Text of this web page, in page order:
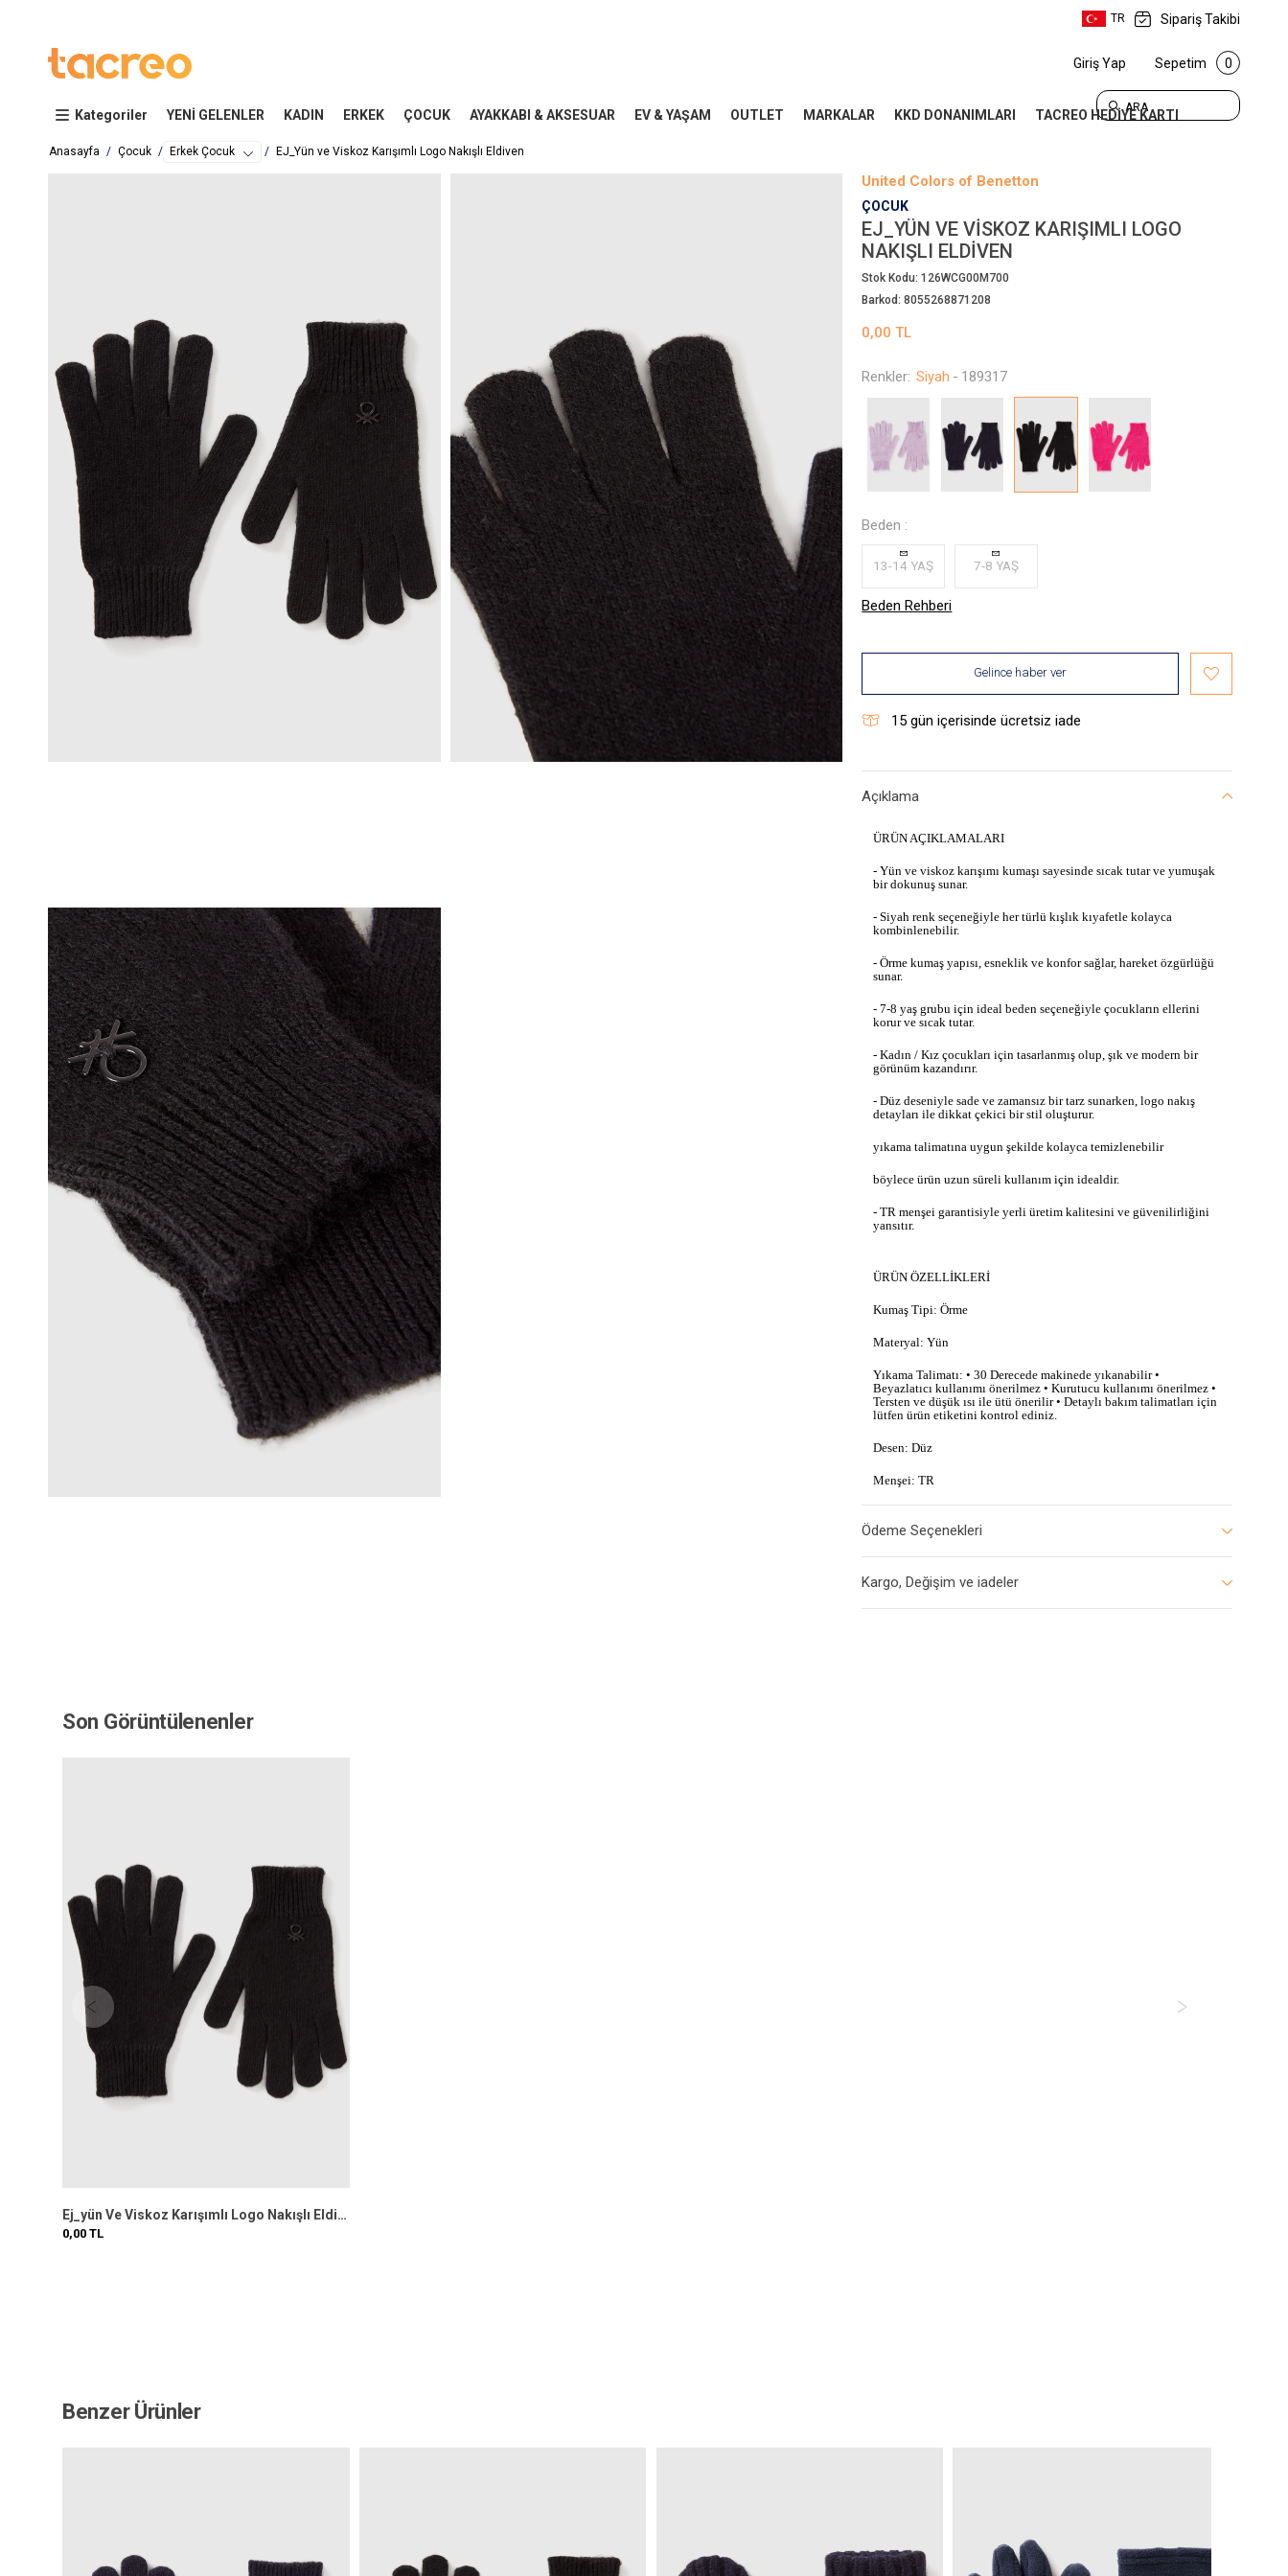
TR Sipariş Takibi
ARA
Giriş Yap Sepetim 0
Kategoriler YENİ GELENLER KADIN ERKEK ÇOCUK AYAKKABI & AKSESUAR EV & YAŞAM OUTLET MARKALAR KKD DONANIMLARI TACREO HEDİYE KARTI
EJ_Yün ve Viskoz Karışımlı Logo Nakışlı Eldiven
Erkek Çocuk
Çocuk
Anasayfa
United Colors of Benetton
ÇOCUK
EJ_YÜN VE VISKOZ KARIŞIMLI LOGO
NAKIŞLI ELDIVEN
Stok Kodu:126WCG00M700
Barkod:8055268871208
0,00TL
Beden Rehberi
Beden :
13-14 YAŞ 7-8 YAŞ
Renkler: Siyah - 189317
Gelince haber ver
15 gün içerisinde ücretsiz iade
Açıklama
ÜRÜN AÇIKLAMALARI
- Yün ve viskoz karışımı kumaşı sayesinde sıcak tutar ve yumuşak
bir dokunuş sunar.
- Siyah renk seçeneğiyle her türlü kışlık kıyafetle kolayca
kombinlenebilir.
- Örme kumaş yapısı, esneklik ve konfor sağlar, hareket özgürlüğü
sunar.
- 7-8 yaş grubu için ideal beden seçeneğiyle çocukların ellerini
korur ve sıcak tutar.
- Kadın / Kız çocukları için tasarlanmış olup, şık ve modern bir
görünüm kazandırır.
- Düz deseniyle sade ve zamansız bir tarz sunarken, logo nakış
detayları ile dikkat çekici bir stil oluşturur.
yıkama talimatına uygun şekilde kolayca temizlenebilir
böylece ürün uzun süreli kullanım için idealdir.
- TR menşei garantisiyle yerli üretim kalitesini ve güvenilirliğini
yansıtır.
ÜRÜN ÖZELLİKLERİ
Kumaş Tipi: Örme
Materyal: Yün
Yıkama Talimatı: • 30 Derecede makinede yıkanabilir •
Beyazlatıcı kullanımı önerilmez • Kurutucu kullanımı önerilmez •
Tersten ve düşük ısı ile ütü önerilir • Detaylı bakım talimatları için
lütfen ürün etiketini kontrol ediniz.
Desen: Düz
Menşei: TR
Ödeme Seçenekleri
Kargo, Değişim ve iadeler
Son Görüntülenenler
Ej_yün Ve Viskoz Karışımlı Logo Nakışlı Eldiven
0,00 TL
Benzer Ürünler